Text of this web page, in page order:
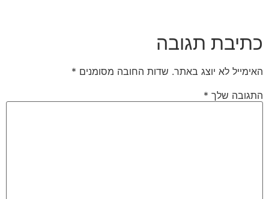
כתיבת תגובה
האימייל לא יוצג באתר. שדות החובה מסומנים *
התגובה שלך *